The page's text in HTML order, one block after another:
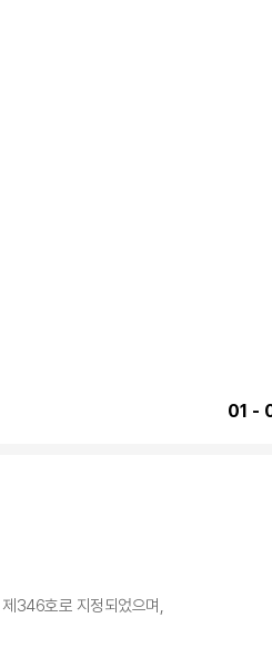
01 -
346호로 지정되었으며,